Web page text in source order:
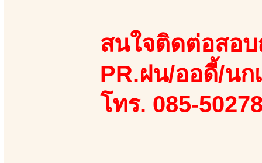
สนใจติดต่อสอ
PR.ฝน/ออดี้/นก
โทร. 085-